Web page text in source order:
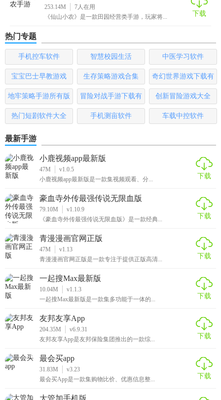
约会钓鱼。
的剧情故事。
3、神农百草经的图鉴模块很期待啊，或许可以搞成一本小册
子的样子。
【仙山小农游戏玩法】
1、记得砍树，因为你需要利用这些木材来为你制作一些家具
触发;
3、解锁独特的游戏体验过程，你可以享受到不一样的种田游
戏的发生;
4、将自己收获的一些农作物进行出售，你就需要前往集市之
【仙山小农游戏测评】
2.丰富的款待客人让你和他们留在这里，以产生更多的金币;
253.14M 7 人在用
《仙山小农》是一款田园经营类手游，玩家将...
下载
热门专题
手机控车软件 智慧校园生活 中医学习软件
宝宝巴士早教游戏 生存策略游戏合集
奇幻世界游戏下载有
哪些
地牢策略手游所有版
本
冒险对战手游下载有
哪些
创新冒险游戏大全
热门短剧软件大全 手机测亩软件 车载中控软件
最新手游
小鹿视频app最新版
47M
v1.0.5
小鹿视频app最新版是一款集视频观看、分...
下载
豪血寺外传最强传说无限血版
79.10M
v1.10.9
《豪血寺外传最强传说无限血版》是一款经典...
下载
青漫漫画官网正版
47M
v1.13
青漫漫画官网正版是一款专注于提供正版高清...
下载
一起搜Max最新版
10.04M
v1.1.3
一起搜Max最新版是一款集多功能于一体的...
下载
友邦友享App
204.35M
v6.9.31
友邦友享App是友邦保险集团推出的一款综...
下载
最会买app
31.83M
v3.23
最会买App是一款集购物比价、优惠信息整...
下载
大管加手机版